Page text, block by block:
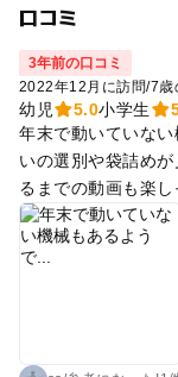
口コミ
3年前の口コミ
2022年12月に訪問/7歳
幼児 5.0小学生
年末で動いていな
いの選別や袋詰め
るまでの動画も楽
を焼く体験をしま
ぷくと膨らんでい
せんべいのキャラ